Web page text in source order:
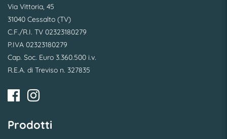
Via Vittoria, 45
31040 Cessalto (TV)
C.F./R.I. TV 02323180279
P.IVA 02323180279
Cap. Soc. Euro 3.360.500 i.v.
R.E.A. di Treviso n. 327835
Prodotti